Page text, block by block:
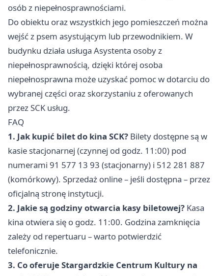
osób z niepełnosprawnościami.
Do obiektu oraz wszystkich jego pomieszczeń można
wejść z psem asystującym lub przewodnikiem. W
budynku działa usługa Asystenta osoby z
niepełnosprawnością, dzięki której osoba
niepełnosprawna może uzyskać pomoc w dotarciu do
wybranej części oraz skorzystaniu z oferowanych
przez SCK usług.
FAQ
1. Jak kupić bilet do kina SCK? Bilety dostępne są w
kasie stacjonarnej (czynnej od godz. 11:00) pod
numerami 91 577 13 93 (stacjonarny) i 512 281 887
(komórkowy). Sprzedaż online – jeśli dostępna – przez
oficjalną stronę instytucji.
2. Jakie są godziny otwarcia kasy biletowej? Kasa
kina otwiera się o godz. 11:00. Godzina zamknięcia
zależy od repertuaru – warto potwierdzić
telefonicznie.
3. Co oferuje Stargardzkie Centrum Kultury na